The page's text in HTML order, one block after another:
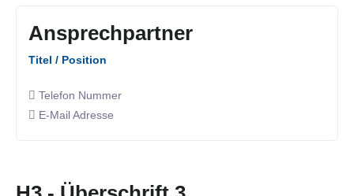
Ansprechpartner
Titel / Position
Telefon Nummer
E-Mail Adresse